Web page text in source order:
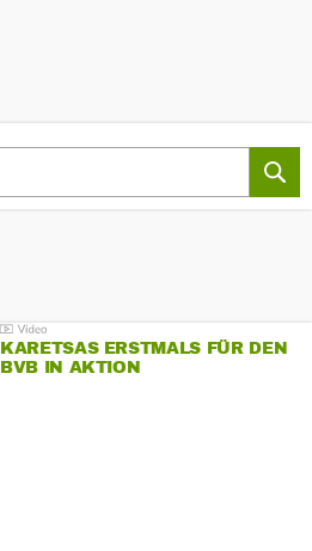
KARETSAS ERSTMALS FÜR DEN
BVB IN AKTION